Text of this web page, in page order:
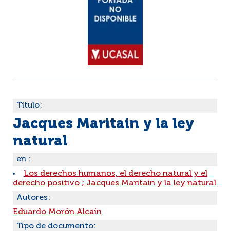
Título:
Jacques Maritain y la ley
natural
en :
Los derechos humanos, el derecho natural y el
derecho positivo ; Jacques Maritain y la ley natural
Autores:
Eduardo Morón Alcain
Tipo de documento: